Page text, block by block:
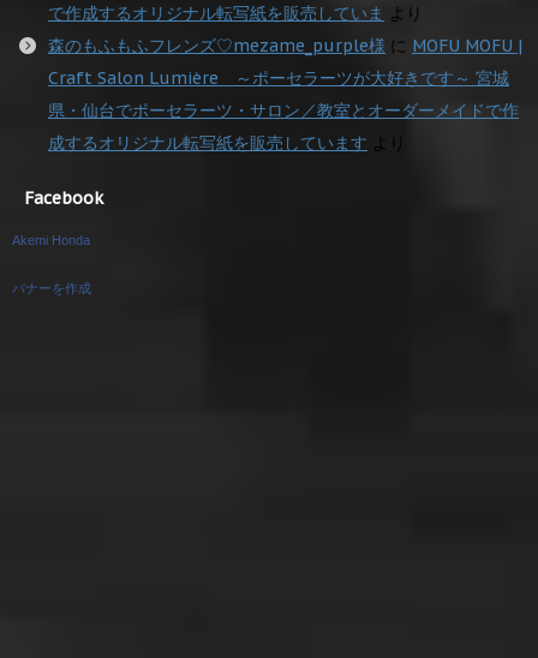
で作成するオリジナル転写紙を販売していま より
森のもふもふフレンズ♡mezame_purple様 に MOFU MOFU |
Craft Salon Lumière ～ポーセラーツが大好きです～ 宮城
県・仙台でポーセラーツ・サロン／教室とオーダーメイドで作
成するオリジナル転写紙を販売しています より
Facebook
Akemi Honda
バナーを作成